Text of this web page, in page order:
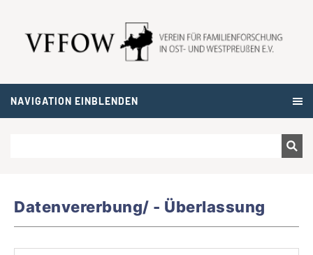
NAVIGATION EINBLENDEN
Datenvererbung/ - Überlassung